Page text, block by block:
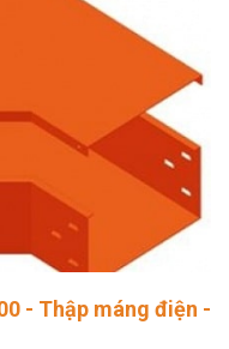
- Thập máng điện -